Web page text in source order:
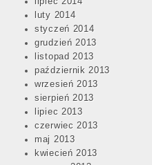
luty 2014
styczeń 2014
grudzień 2013
listopad 2013
październik 2013
wrzesień 2013
sierpień 2013
lipiec 2013
czerwiec 2013
maj 2013
kwiecień 2013